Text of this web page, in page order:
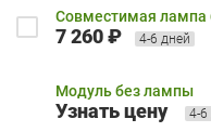
Совместимая лампа
7 260 ₽ 4-6 дней
Модуль без лампы
Узнать цену 4-6